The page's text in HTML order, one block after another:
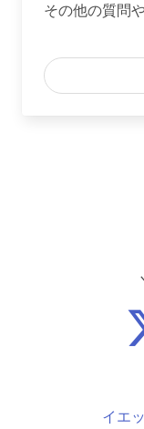
その他の質問
イエ